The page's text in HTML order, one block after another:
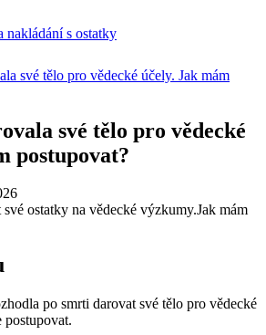
nakládání s ostatky
své tělo pro vědecké účely. Jak mám
své tělo pro vědecké
postupovat?
ostatky na vědecké výzkumy.Jak mám
po smrti darovat své tělo pro vědecké
postupovat.